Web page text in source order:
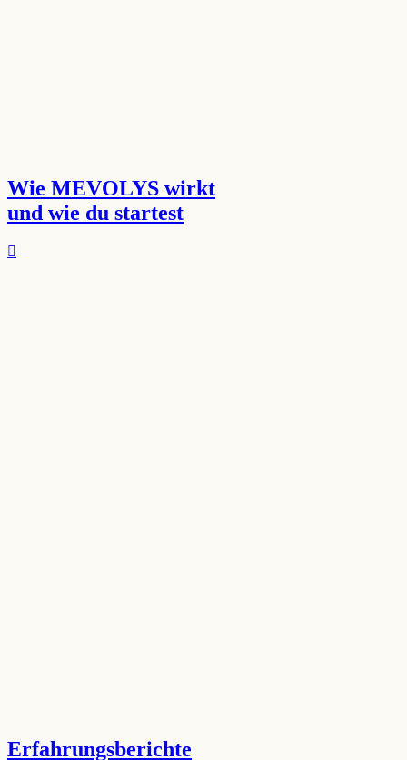
Wie MEVOLYS wirkt
und wie du startest
Erfahrungsberichte